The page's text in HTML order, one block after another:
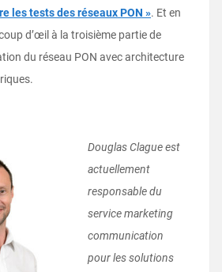
les tests des réseaux PON ». Et en
d’œil à la troisième partie de
du réseau PON avec architecture
Douglas Clague est
actuellement
responsable du
service marketing
communication
pour les solutions